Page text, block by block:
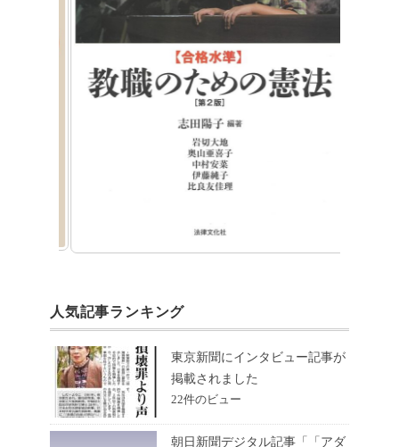
人気記事ランキング
東京新聞にインタビュー記事が
掲載されました
22件のビュー
朝日新聞デジタル記事「「アダ